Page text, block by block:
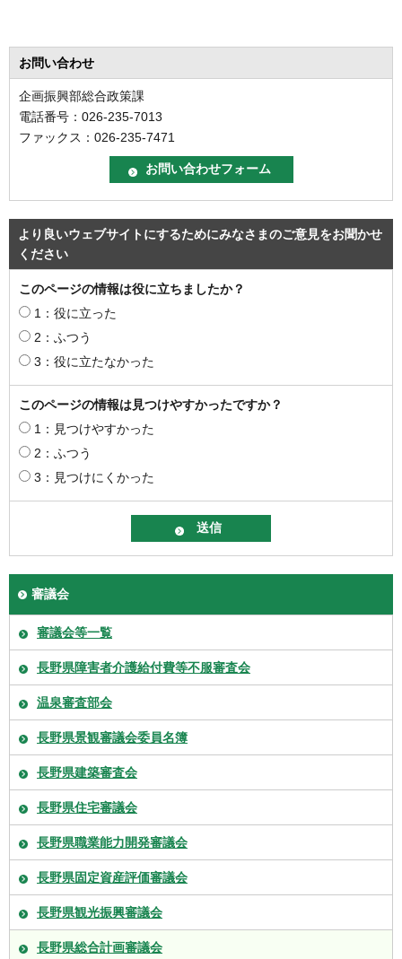
お問い合わせ
企画振興部総合政策課
電話番号：026-235-7013
ファックス：026-235-7471
より良いウェブサイトにするためにみなさまのご意見をお聞かせ
ください
このページの情報は役に立ちましたか？
1：役に立った
2：ふつう
3：役に立たなかった
このページの情報は見つけやすかったですか？
1：見つけやすかった
2：ふつう
3：見つけにくかった
審議会
審議会等一覧
長野県障害者介護給付費等不服審査会
温泉審査部会
長野県景観審議会委員名簿
長野県建築審査会
長野県住宅審議会
長野県職業能力開発審議会
長野県固定資産評価審議会
長野県観光振興審議会
長野県総合計画審議会